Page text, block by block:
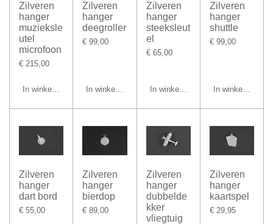
Zilveren
hanger
muzieksle
utel
microfoon
€ 215,00
In winkelwagen
Zilveren
hanger
deegroller
€ 99,00
In winkelwagen
Zilveren
hanger
steeksleut
el
€ 65,00
In winkelwagen
Zilveren
hanger
shuttle
€ 99,00
In winkelwagen
Zilveren
hanger
dart bord
€ 55,00
Zilveren
hanger
bierdop
€ 89,00
Zilveren
hanger
dubbelde
kker
vliegtuig
Zilveren
hanger
kaartspel
€ 29,95